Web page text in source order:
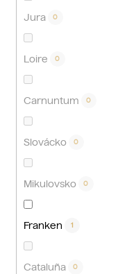
Jura 0
Loire 0
Carnuntum 0
Slovácko 0
Mikulovsko 0
Franken 1
Cataluña 0